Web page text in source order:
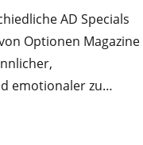
AD Specials
Optionen Magazine
emotionaler zu…